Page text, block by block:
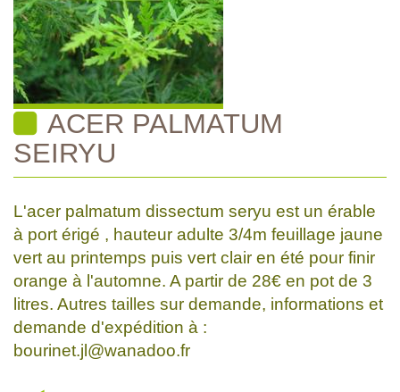
ACER PALMATUM
SEIRYU
L'acer palmatum dissectum seryu est un érable
à port érigé , hauteur adulte 3/4m feuillage jaune
vert au printemps puis vert clair en été pour finir
orange à l'automne. A partir de 28€ en pot de 3
litres. Autres tailles sur demande, informations et
demande d'expédition à :
bourinet.jl@wanadoo.fr